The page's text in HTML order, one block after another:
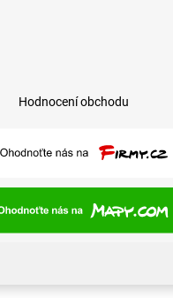
Hodnocení obchodu